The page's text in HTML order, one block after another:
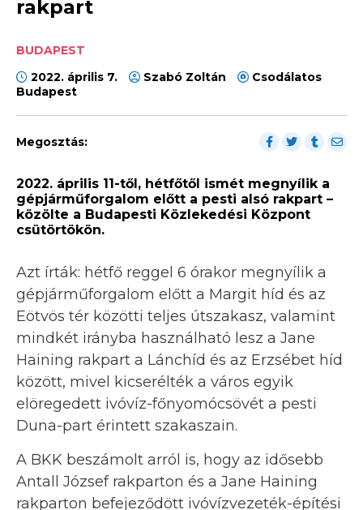
rakpart
BUDAPEST
2022. április 7.
Szabó Zoltán
Csodálatos
Budapest
Megosztás:
2022. április 11-től, hétfőtől ismét megnyílik a
gépjárműforgalom előtt a pesti alsó rakpart –
közölte a Budapesti Közlekedési Központ
csütörtökön.
Azt írták: hétfő reggel 6 órakor megnyílik a
gépjárműforgalom előtt a Margit híd és az
Eötvös tér közötti teljes útszakasz, valamint
mindkét irányba használható lesz a Jane
Haining rakpart a Lánchíd és az Erzsébet híd
között, mivel kicserélték a város egyik
elöregedett ivóvíz-főnyomócsövét a pesti
Duna-part érintett szakaszain.
A BKK beszámolt arról is, hogy az idősebb
Antall József rakparton és a Jane Haining
rakparton befejeződött ivóvízvezeték-építési